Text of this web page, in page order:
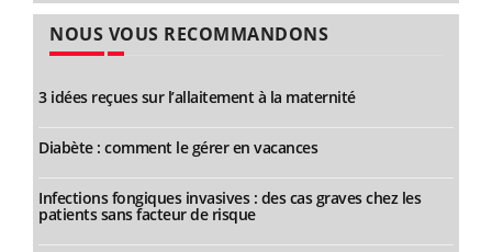
NOUS VOUS RECOMMANDONS
3 idées reçues sur l’allaitement à la maternité
Diabète : comment le gérer en vacances
Infections fongiques invasives : des cas graves chez les
patients sans facteur de risque